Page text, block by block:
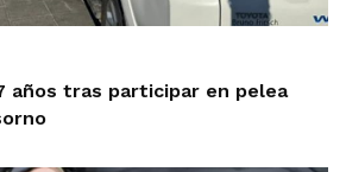
años tras participar en pelea